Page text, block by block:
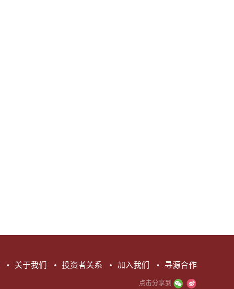
关于我们 投资者关系 加入我们 寻源合作
点击分享到